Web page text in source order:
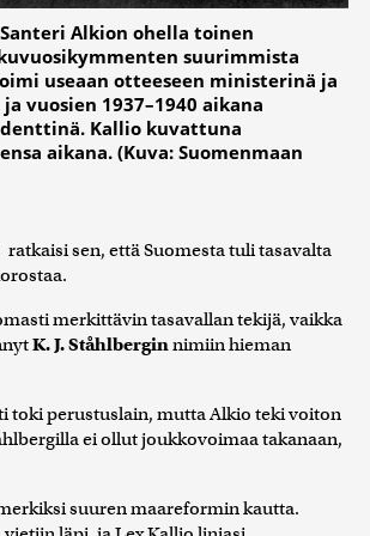
Alkion ohella toinen
suurimmista
useaan otteeseen ministerinä ja
vuosien 1937–1940 aikana
Kallio kuvattuna
aikana. (Kuva: Suomenmaan
ratkaisi sen, että Suomesta tuli tasavalta
merkittävin tasavallan tekijä, vaikka
K. J. Ståhlberginnimiin hieman
toki perustuslain, mutta Alkio teki voiton
ei ollut joukkovoimaa takanaan,
suuren maareformin kautta.